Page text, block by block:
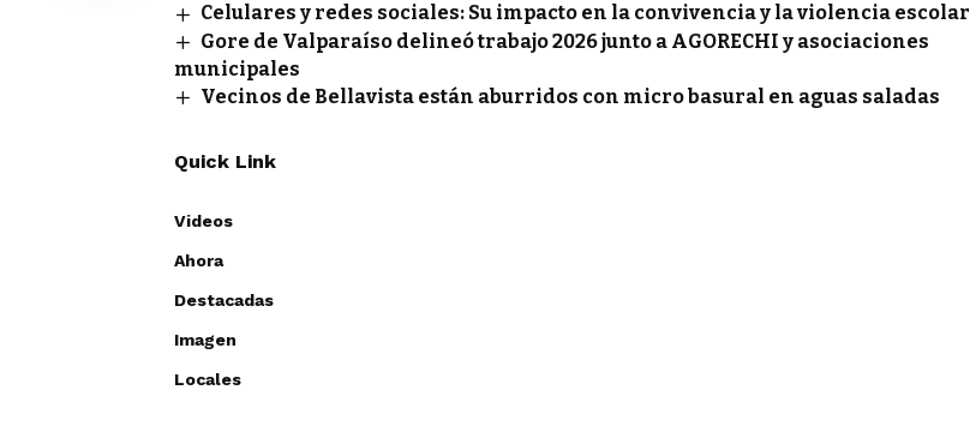
Celulares y redes sociales: Su impacto en la convivencia y la violencia escolar
Gore de Valparaíso delineó trabajo 2026 junto a AGORECHI y asociaciones
municipales
Vecinos de Bellavista están aburridos con micro basural en aguas saladas
Quick Link
Videos
Ahora
Destacadas
Imagen
Locales